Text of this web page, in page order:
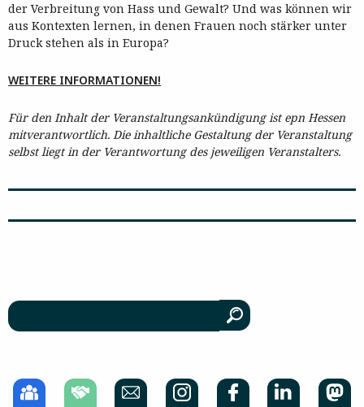
der Verbreitung von Hass und Gewalt? Und was können wir
aus Kontexten lernen, in denen Frauen noch stärker unter
Druck stehen als in Europa?
WEITERE INFORMATIONEN!
Für den Inhalt der Veranstaltungsankündigung ist epn Hessen
mitverantwortlich. Die inhaltliche Gestaltung der Veranstaltung
selbst liegt in der Verantwortung des jeweiligen Veranstalters.